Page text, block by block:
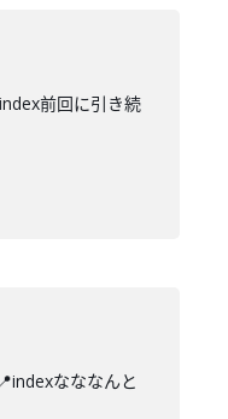
前回に引き続
なななんと